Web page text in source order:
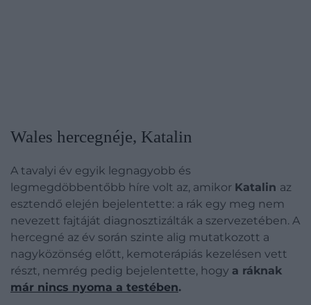
​Wales hercegnéje, Katalin
A tavalyi év egyik legnagyobb és
legmegdöbbentőbb híre volt az, amikor Katalin az
esztendő elején bejelentette: a rák egy meg nem
nevezett fajtáját diagnosztizálták a szervezetében. A
hercegné az év során szinte alig mutatkozott a
nagyközönség előtt, kemoterápiás kezelésen vett
részt, nemrég pedig bejelentette, hogy a ráknak
már nincs nyoma a testében.